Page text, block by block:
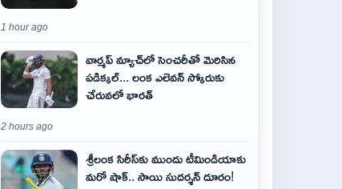
1 hour ago
వార్మప్ మ్యాచ్‌లో సెంచరీతో మెరిసిన
పడిక్కల్... లంక ఎలెవన్ స్కోరుకు
చేరువలో భారత్
2 hours ago
శ్రీలంక సిరీస్‌కు ముందు టీమిండియాకు
మరో షాక్‌.. సాయి సుదర్శన్‌ దూరం!